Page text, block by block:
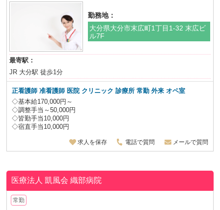
勤務地：
大分県大分市末広町1丁目1-32 末広ビ
ル7F
最寄駅：
JR 大分駅 徒歩1分
正看護師 准看護師 医院 クリニック 診療所 常勤 外来 オペ室
◇基本給170,000円～
◇調整手当～50,000円
◇皆勤手当10,000円
◇宿直手当10,000円
求人を保存 電話で質問 メールで質問
医療法人 凱風会織部病院
常勤